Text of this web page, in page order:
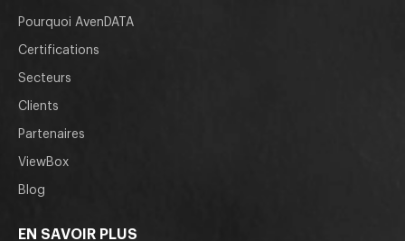
Pourquoi AvenDATA
Certifications
Secteurs
Clients
Partenaires
ViewBox
Blog
EN SAVOIR PLUS